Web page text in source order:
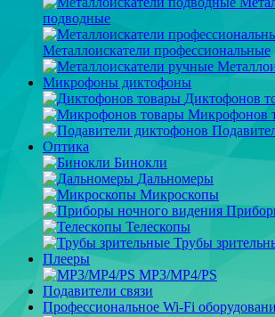
подводные
Металлоискатели профессиональные
Микрофоны диктофоны
Диктофонов
Микрофонов
Оптика
Бинокли
Дальномеры
Микроскопы
Телескопы
Трубы
Плееры
MP3/MP4/PS
Подавители связи
Профессиональное Wi-Fi